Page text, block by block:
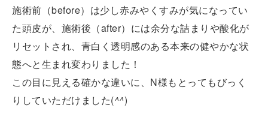
施術前（before）は少し赤みやくすみが気になってい
た頭皮が、施術後（after）には余分な詰まりや酸化が
リセットされ、青白く透明感のある本来の健やかな状
態へと生まれ変わりました！
この目に見える確かな違いに、N様もとってもびっく
りしていただけました(^^)